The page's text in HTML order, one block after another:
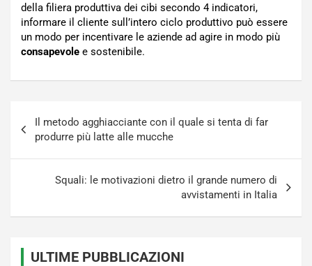
della filiera produttiva dei cibi secondo 4 indicatori,
informare il cliente sull’intero ciclo produttivo può essere
un modo per incentivare le aziende ad agire in modo più
consapevole e sostenibile.
articoli
Il metodo agghiacciante con il quale si tenta di far
produrre più latte alle mucche
Squali: le motivazioni dietro il grande numero di
avvistamenti in Italia
ULTIME PUBBLICAZIONI